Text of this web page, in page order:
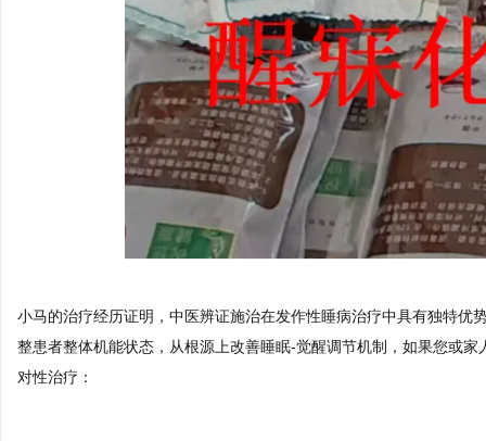
小马的治疗经历证明，中医辨证施治在发作性睡病治疗中具有独特优
整患者整体机能状态，从根源上改善睡眠-觉醒调节机制，如果您或
对性治疗：